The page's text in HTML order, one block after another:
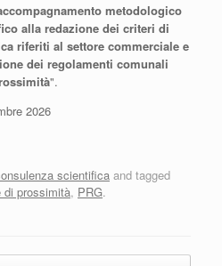
metodologico
alla redazione dei criteri di
riferiti al settore commerciale e
dei regolamenti comunali
".
2026
scientifica and tagged
di prossimità, PRG.